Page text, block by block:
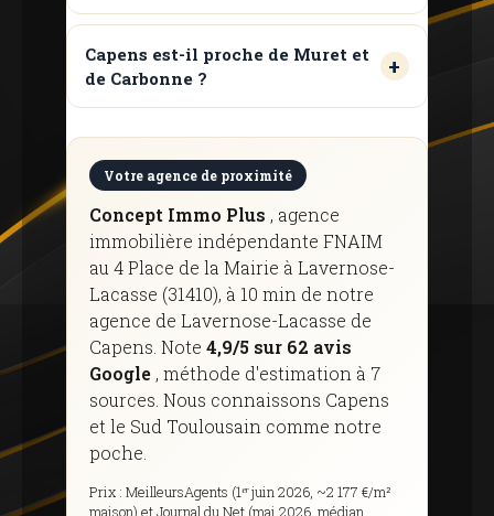
Capens est-il proche de Muret et
de Carbonne ?
Votre agence de proximité
Concept Immo Plus , agence
immobilière indépendante FNAIM
au 4 Place de la Mairie à Lavernose-
Lacasse (31410), à 10 min de notre
agence de Lavernose-Lacasse de
Capens. Note 4,9/5 sur 62 avis
Google , méthode d'estimation à 7
sources. Nous connaissons Capens
et le Sud Toulousain comme notre
poche.
Prix ​​: MeilleursAgents (1ᵉʳ juin 2026, ~2 177 €/m²
maison) et Journal du Net (mai 2026, médian